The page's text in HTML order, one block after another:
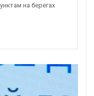
на берегах